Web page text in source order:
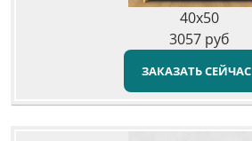
40x50
3057 руб
ЗАКАЗАТЬ СЕЙЧАС